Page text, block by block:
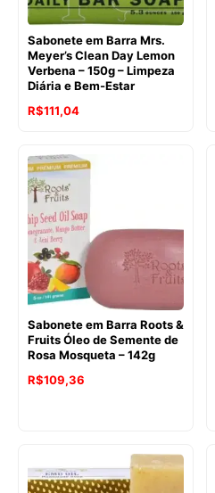
Sabonete em Barra Mrs.
Meyer’s Clean Day Lemon
Verbena – 150g – Limpeza
Diária e Bem-Estar
O
original
era:
R$121,70.
R$111,04O
atual
Sabonete em Barra Roots &
Fruits Óleo de Semente de
Rosa Mosqueta – 142g
O
R$112,67.
R$109,36
R$109,36.